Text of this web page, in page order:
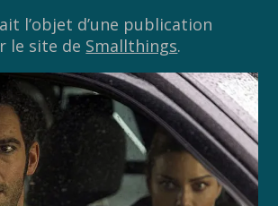
l’objet d’une publication
le site de Smallthings.